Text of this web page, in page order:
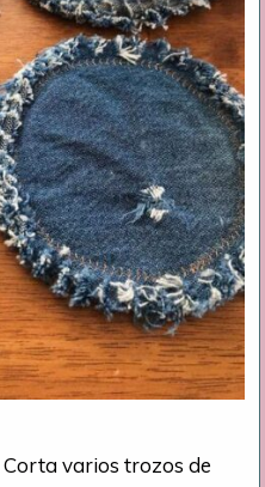
Corta varios trozos de